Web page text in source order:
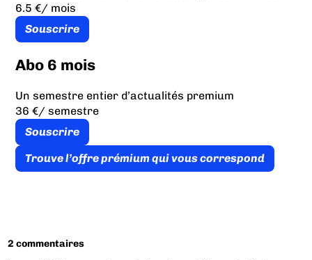
6.5 €/ mois
Souscrire
Abo 6 mois
Un semestre entier d’actualités premium
36 €/ semestre
Souscrire
Trouve l’offre prémium qui vous correspond
2 commentaires